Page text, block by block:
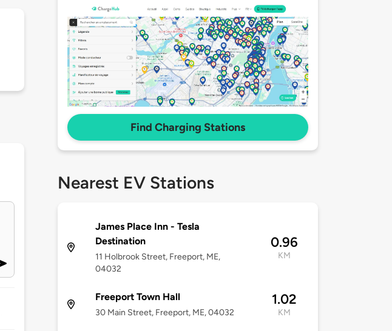
Find Charging Stations
Nearest EV Stations
James Place Inn - Tesla
Destination
11 Holbrook Street, Freeport, ME,
04032
0.96
KM
Freeport Town Hall
30 Main Street, Freeport, ME, 04032
1.02
KM